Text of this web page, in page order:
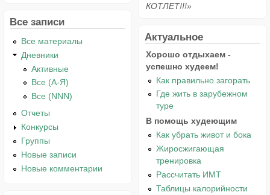
Все записи
Все материалы
Дневники
Активные
Все (А-Я)
Все (NNN)
Отчеты
Конкурсы
Группы
Новые записи
Новые комментарии
КОТЛЕТ!!!»
Актуальное
Хорошо отдыхаем -
успешно худеем!
Как правильно загорать
Где жить в зарубежном
туре
В помощь худеющим
Как убрать живот и бока
Жиросжигающая
тренировка
Рассчитать ИМТ
Таблицы калорийности